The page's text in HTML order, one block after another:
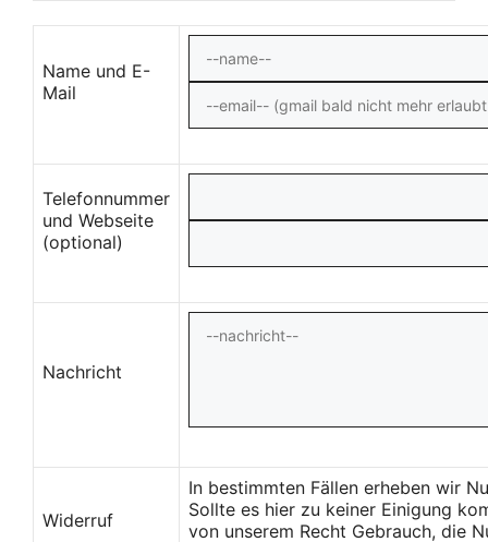
Name und E-
Mail
Telefonnummer
und Webseite
(optional)
Nachricht
Widerruf
In bestimmten Fällen erheben wir
Sollte es hier zu keiner Einigung
von unserem Recht Gebrauch, die